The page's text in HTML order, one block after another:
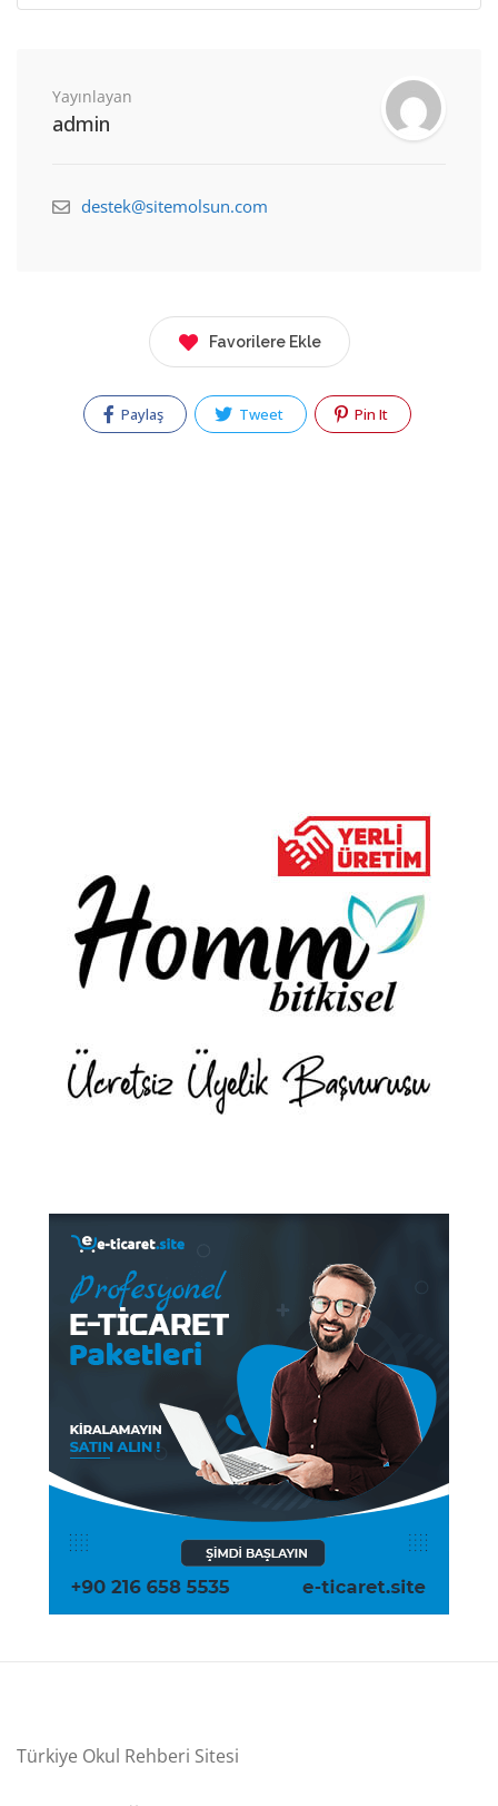
Yayınlayan
admin
destek@sitemolsun.com
Favorilere Ekle
Paylaş Tweet Pin It
Türkiye Okul Rehberi Sitesi